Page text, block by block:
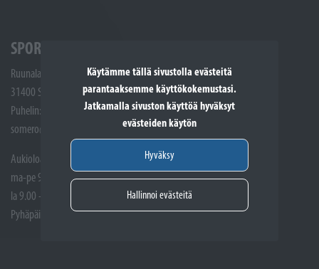
Käytämme tällä sivustolla evästeitä
parantaaksemme käyttökokemustasi.
Jatkamalla sivuston käyttöä hyväksyt
evästeiden käytön
Hyväksy
Hallinnoi evästeitä
SPORTTIKONE SOMERO
Ruunalantie 5
31400 Somero
Puhelin: (02) 748 9300
somero@sporttikone.fi
Aukioloajat
ma-pe 9.00 - 17.00
la 9.00 - 14.00
Pyhäpäivät suljettuna